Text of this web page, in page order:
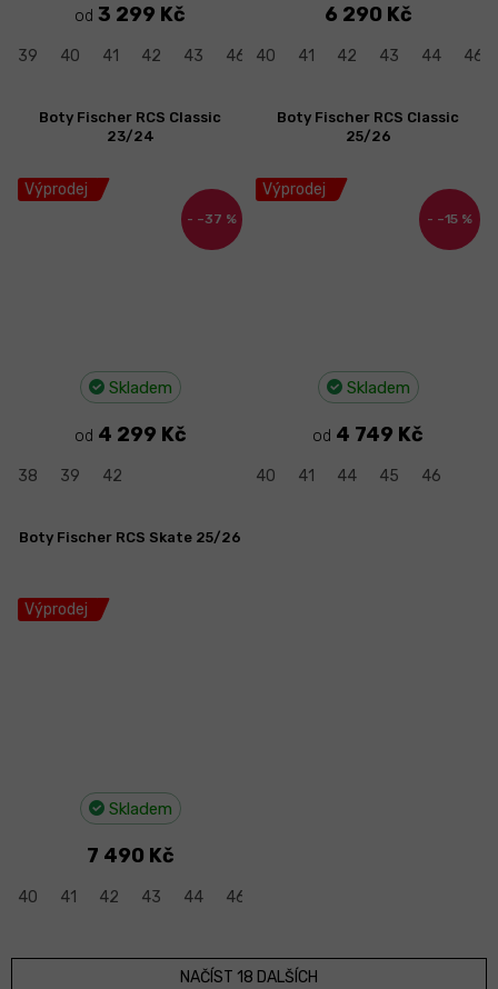
od 3 299 Kč
39 40 41 42 43 46 47
6 290 Kč
40 41 42 43 44 46
Výprodej
–37 %
Boty Fischer RCS Classic
23/24
Skladem
od 4 299 Kč
38 39 42
Výprodej
–15 %
Boty Fischer RCS Classic
25/26
Skladem
od 4 749 Kč
40 41 44 45 46
Výprodej
Boty Fischer RCS Skate 25/26
Skladem
7 490 Kč
40 41 42 43 44 46
NAČÍST 18 DALŠÍCH